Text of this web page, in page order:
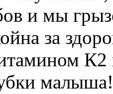
и мы
за
К2
малыша!